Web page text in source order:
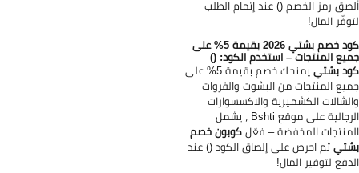
رمز الخصم () عند إتمام الطلب
المال!
كود خصم بشتي 2026 بقيمة 5% على
المنتجات – استخدم الكود: ()
بشتي يمنحك خصم بقيمة 5% على
المنتجات من البشوت والفروات
الكشميرية والاكسسوارات
الرجالية على موقع Bshti ، يشمل
المخفضة – فعّلكوبون خصم
ثم احرص على إلصاق الكود () عند
لتوفير المال!